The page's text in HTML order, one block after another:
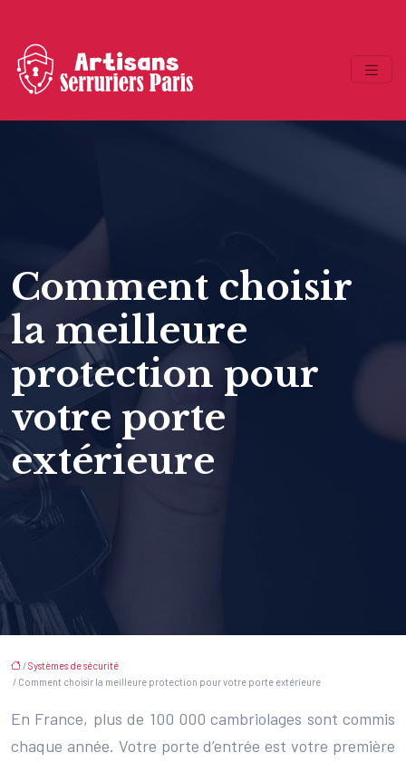
Comment choisir
la meilleure
protection pour
votre porte
extérieure
/Systèmes de sécurité
/ Comment choisir la meilleure protection pour votre porte extérieure
En France, plus de 100 000 cambriolages sont commis
chaque année. Votre porte d’entrée est votre première